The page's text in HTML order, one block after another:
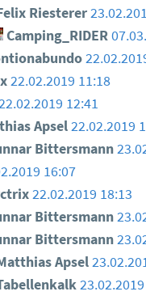
Riesterer
Camping_RIDER
22.02.2019 11:18
12:41
Apsel 22.02.2019
Bittersmann
16:07
22.02.2019 18:13
Bittersmann
Bittersmann
Apsel